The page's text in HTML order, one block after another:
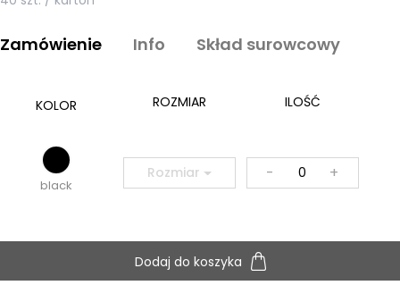
Zamówienie Info Skład surowcowy
KOLOR ROZMIAR ILOŚĆ
black
Rozmiar - +
Dodaj do koszyka